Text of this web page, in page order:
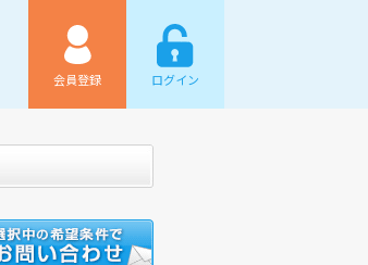
会員登録 ログイン